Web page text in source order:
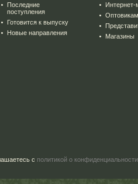
Последние
поступления
Готовится к выпуску
Новые направления
Интернет-
Оптовикам
Магазины
с политикой о конфиденциальности